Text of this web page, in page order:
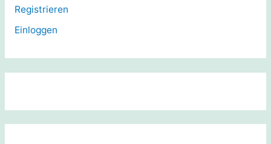
Registrieren
Einloggen